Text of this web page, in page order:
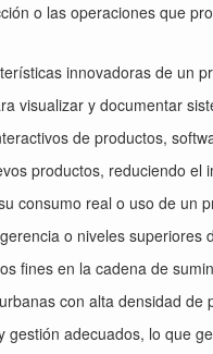
o las operaciones que
innovadoras de un
visualizar y documentar
de productos,
productos, reduciendo el
consumo real o uso de un
o niveles superiores
fines en la cadena de
con alta densidad de
adecuados, lo que